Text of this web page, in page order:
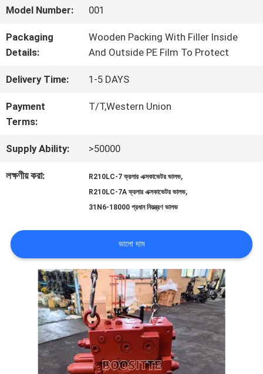
মান
নিয়ন্ত্রণ
যোগাযোগ
করুন
খবর
সাইট
PRIVACY
POLICY
Model Number: 001
Packaging
Details:
Wooden Packing With Filler Inside
And Outside PE Film To Protect
Delivery Time: 1-5 DAYS
Payment
Terms:
T/T,Western Union
Supply Ability: >50000
লক্ষণীয় করা: R210LC-7 ক্রলার এক্সকাভেটর ভালভ,
R210LC-7A ক্রলার এক্সকাভেটর ভালভ,
31N6-18000 প্রধান নিয়ন্ত্রণ ভালভ
ভালো দাম